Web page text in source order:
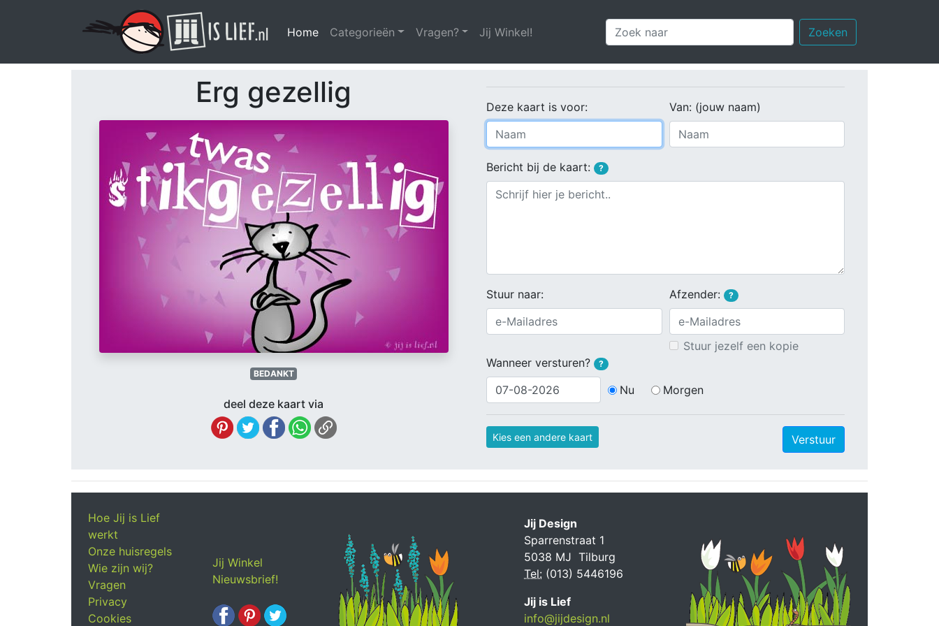
Home (huidige)
Categorieën Vragen? Jij Winkel! Zoeken
Erg gezellig
BEDANKT
deel deze kaart via
Deze kaart is voor: Van: (jouw naam)
Bericht bij de kaart: ?
Stuur naar: Afzender: ?
Stuur jezelf een kopie
Wanneer versturen?
?
Nu Morgen
Kies een andere kaart Verstuur
Hoe Jij is Lief
werkt
Onze huisregels
Wie zijn wij?
Vragen
Privacy
Cookies
Jij Winkel
Nieuwsbrief!
Jij Design
Sparrenstraat 1
5038 MJ Tilburg
Tel: (013) 5446196
Jij is Lief
info@jijdesign.nl